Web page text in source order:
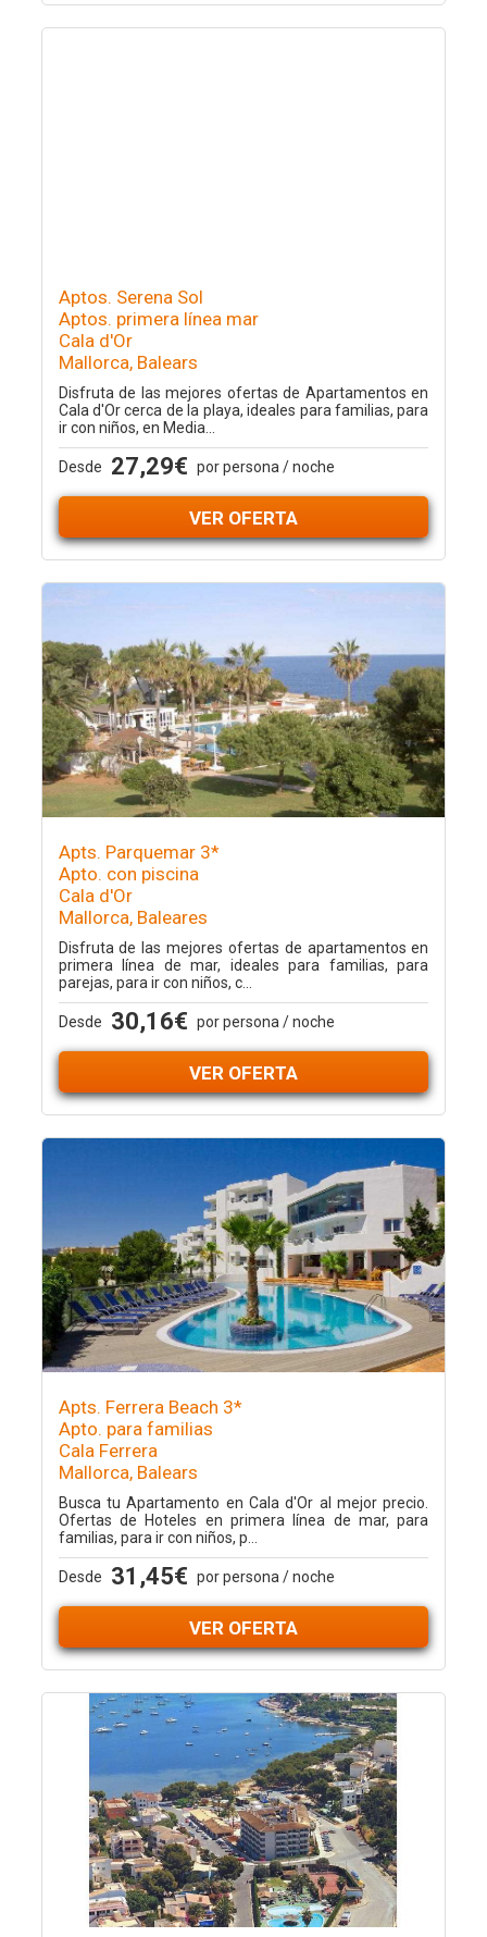
Aptos. Serena Sol
Aptos. primera línea mar
Cala d'Or
Mallorca, Balears
Disfruta de las mejores ofertas de Apartamentos en
Cala d'Or cerca de la playa, ideales para familias, para
ir con niños, en Media...
Desde 27,29€ por persona / noche
VER OFERTA
Apts. Parquemar 3*
Apto. con piscina
Cala d'Or
Mallorca, Baleares
Disfruta de las mejores ofertas de apartamentos en
primera línea de mar, ideales para familias, para
parejas, para ir con niños, c...
Desde 30,16€ por persona / noche
VER OFERTA
Apts. Ferrera Beach 3*
Apto. para familias
Cala Ferrera
Mallorca, Balears
Busca tu Apartamento en Cala d'Or al mejor precio.
Ofertas de Hoteles en primera línea de mar, para
familias, para ir con niños, p...
Desde 31,45€ por persona / noche
VER OFERTA